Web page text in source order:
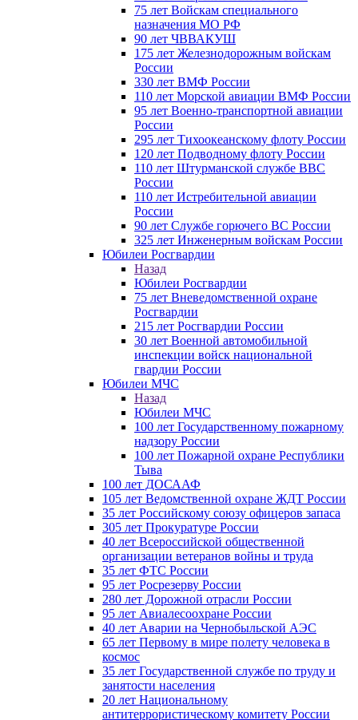
75 лет Войскам специального
назначения МО РФ
90 лет ЧВВАКУШ
175 лет Железнодорожным войскам
России
330 лет ВМФ России
110 лет Морской авиации ВМФ России
95 лет Военно-транспортной авиации
России
295 лет Тихоокеанскому флоту России
120 лет Подводному флоту России
110 лет Штурманской службе ВВС
России
110 лет Истребительной авиации
России
90 лет Службе горючего ВС России
325 лет Инженерным войскам России
Юбилеи Росгвардии
Назад
Юбилеи Росгвардии
75 лет Вневедомственной охране
Росгвардии
215 лет Росгвардии России
30 лет Военной автомобильной
инспекции войск национальной
гвардии России
Юбилеи МЧС
Назад
Юбилеи МЧС
100 лет Государственному пожарному
надзору России
100 лет Пожарной охране Республики
Тыва
100 лет ДОСААФ
105 лет Ведомственной охране ЖДТ России
35 лет Российскому союзу офицеров запаса
305 лет Прокуратуре России
40 лет Всероссийской общественной
организации ветеранов войны и труда
35 лет ФТС России
95 лет Росрезерву России
280 лет Дорожной отрасли России
95 лет Авиалесоохране России
40 лет Аварии на Чернобыльской АЭС
65 лет Первому в мире полету человека в
космос
35 лет Государственной службе по труду и
занятости населения
20 лет Национальному
антитеррористическому комитету России